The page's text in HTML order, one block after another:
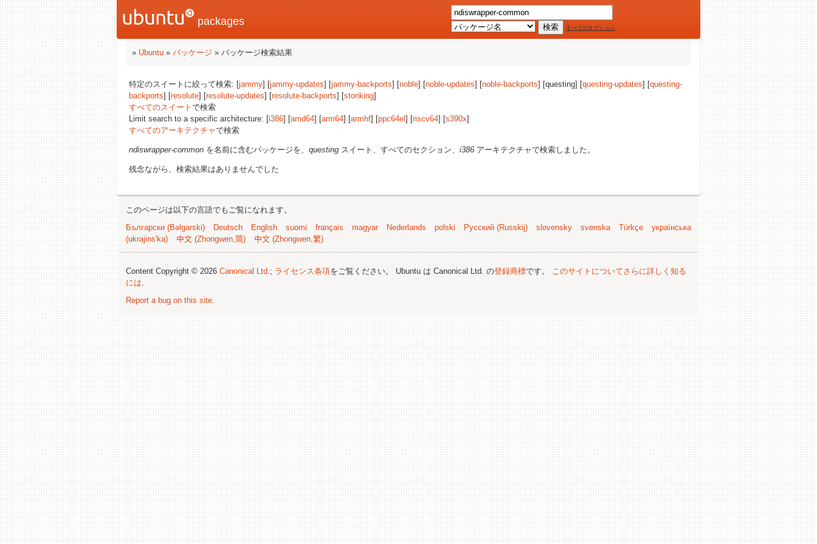
packages
すべてのオプション
» Ubuntu » パッケージ » パッケージ検索結果
特定のスイートに絞って検索: [jammy] [jammy-updates] [jammy-backports] [noble] [noble-updates] [noble-backports] [questing] [questing-updates] [questing-
backports] [resolute] [resolute-updates] [resolute-backports] [stonking]
すべてのスイート で検索
Limit search to a specific architecture: [i386] [amd64] [arm64] [armhf] [ppc64el ] [riscv64] [s390x]
すべてのアーキテクチャで検索
ndiswrapper-common を名前に含むパッケージを、 questing スイート、すべてのセクション、 i386 アーキテクチャで検索しました。
残念ながら、検索結果はありませんでした
このページは以下の言語でもご覧になれます。
Български (Bəlgarski)
Deutsch English suomi français magyar Nederlands polski Русский (Russkij) slovensky svenska Türkçe
українська
(ukrajins'ka)
中文 (Zhongwen,简) 中文 (Zhongwen,繁)
Content Copyright © 2026 Canonical Ltd.; ライセンス条項をご覧ください。 Ubuntu は Canonical Ltd. の登録商標です。 このサイトについてさらに詳しく知る
には.
Report a bug on this site.